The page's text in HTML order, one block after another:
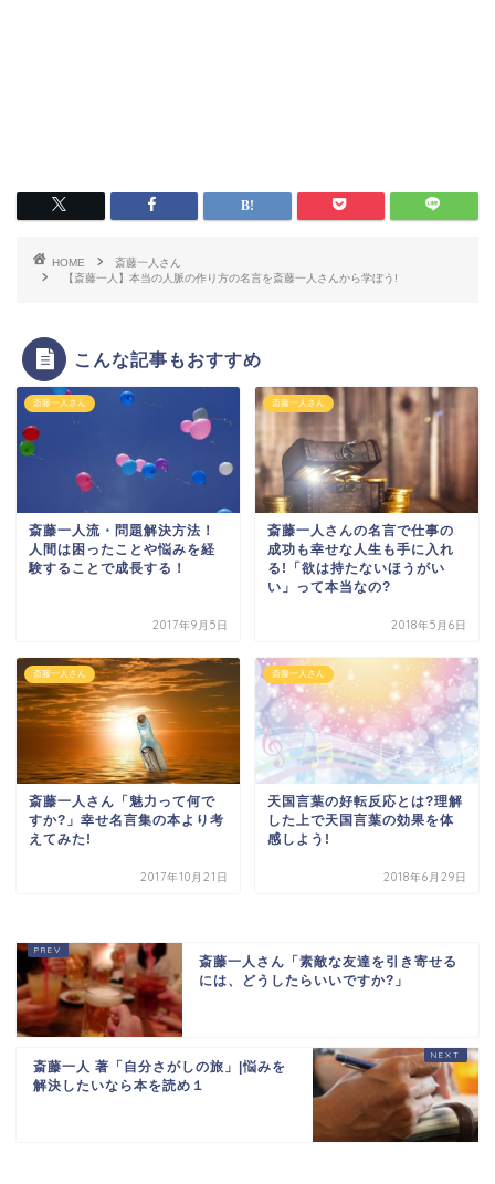
HOME
斎藤一人さん
【斎藤一人】本当の人脈の作り方の名言を斎藤一人さんから学ぼう!
こんな記事もおすすめ
斎藤一人さん
斎藤一人流・問題解決方法！
人間は困ったことや悩みを経
験することで成長する！
2017年9月5日
斎藤一人さん
斎藤一人さんの名言で仕事の
成功も幸せな人生も手に入れ
る!「欲は持たないほうがい
い」って本当なの?
2018年5月6日
斎藤一人さん
斎藤一人さん「魅力って何で
すか?」幸せ名言集の本より考
えてみた!
2017年10月21日
斎藤一人さん
天国言葉の好転反応とは?理解
した上で天国言葉の効果を体
感しよう!
2018年6月29日
斎藤一人さん「素敵な友達を引き寄せる
には、どうしたらいいですか?」
斎藤一人 著「自分さがしの旅」|悩みを
解決したいなら本を読め１